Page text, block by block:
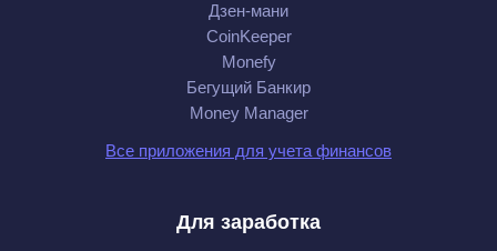
Дзен-мани
CoinKeeper
Monefy
Бегущий Банкир
Money Manager
Все приложения для учета финансов
Для заработка